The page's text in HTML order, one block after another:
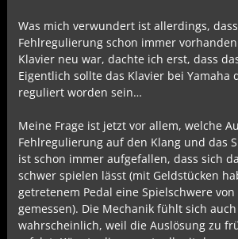
Was mich verwundert ist allerdings,
Fehlregulierung schon immer
Klavier neu war, dachte ich erst, dass
Eigentlich sollte das Klavier bei Yamaha
reguliert worden sein…
Meine Frage ist jetzt vor allem, welche
Fehlregulierung auf den Klang und das
ist schon immer aufgefallen, dass sich
schwer spielen lässt (mit Geldstücken
getretenem Pedal eine Spielschwere
gemessen). Die Mechanik fühlt sich
wahrscheinlich, weil die Auslösung zu